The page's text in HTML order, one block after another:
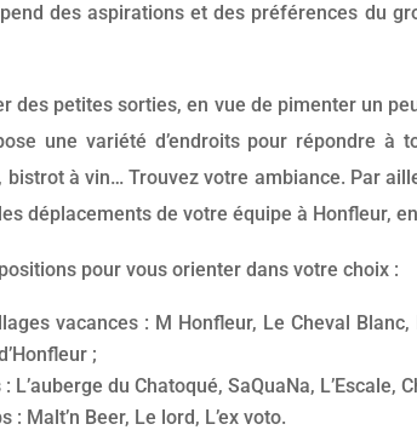
des aspirations et des préférences du
des petites sorties, en vue de pimenter un
une variété d’endroits pour répondre
bistrot à vin… Trouvez votre ambiance. Par
déplacements de votre équipe à Honfleur,
pour vous orienter dans votre choix :
vacances : M Honfleur, Le Cheval
;
L’auberge du Chatoqué, SaQuaNa, L’Escale,
: Malt’n Beer, Le lord, L’ex voto.